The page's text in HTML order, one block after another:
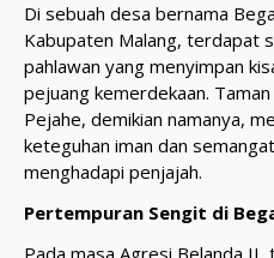
Di sebuah desa bernama
Kabupaten Malang, terdapat
pahlawan yang menyimpan
pejuang kemerdekaan.
Pejahe, demikian namanya,
keteguhan iman dan
menghadapi penjajah.
Pertempuran Sengit di